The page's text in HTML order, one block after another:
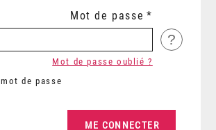
Mot de passe
?
mot de passe
Mot de passe oublié ?